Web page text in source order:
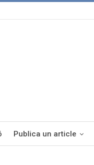
Publica un article